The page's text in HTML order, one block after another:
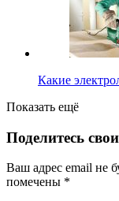
Какие
Показать ещё
Поделитесь
Ваш адрес email не
помечены *